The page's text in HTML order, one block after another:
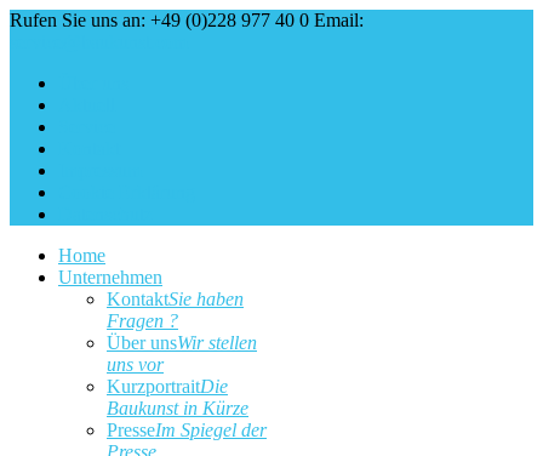
Rufen Sie uns an: +49 (0)228 977 40 0 Email:
Home
Unternehmen
KontaktSie haben
Fragen ?
Über unsWir stellen
uns vor
KurzportraitDie
Baukunst in Kürze
PresseIm Spiegel der
Presse